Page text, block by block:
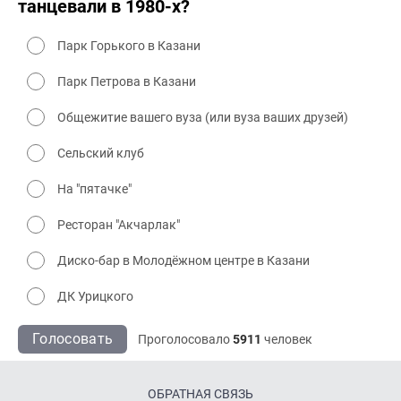
танцевали в 1980-х?
Парк Горького в Казани
Парк Петрова в Казани
Общежитие вашего вуза (или вуза ваших друзей)
Сельский клуб
На "пятачке"
Ресторан "Акчарлак"
Диско-бар в Молодёжном центре в Казани
ДК Урицкого
Голосовать Проголосовало5911 человек
ОБРАТНАЯ СВЯЗЬ